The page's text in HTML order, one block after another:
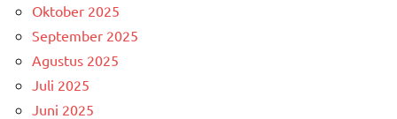
Oktober 2025
September 2025
Agustus 2025
Juli 2025
Juni 2025